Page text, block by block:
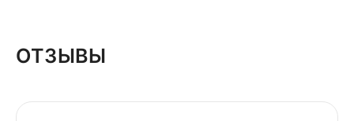
ОТЗЫВЫ